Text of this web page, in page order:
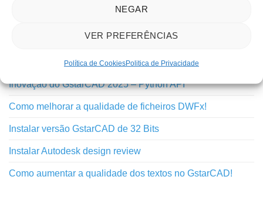
NEGAR
VER PREFERÊNCIAS
Política de CookiesPolitica de Privacidade
Inovação do GstarCAD 2025 – Python API
Como melhorar a qualidade de ficheiros DWFx!
Instalar versão GstarCAD de 32 Bits
Instalar Autodesk design review
Como aumentar a qualidade dos textos no GstarCAD!